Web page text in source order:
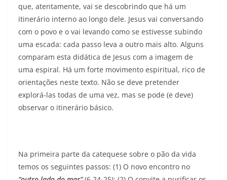
que, atentamente, vai se descobrindo que há um
itinerário interno ao longo dele. Jesus vai conversando
com o povo e o vai levando como se estivesse subindo
uma escada: cada passo leva a outro mais alto. Alguns
comparam esta didática de Jesus com a imagem de
uma espiral. Há um forte movimento espiritual, rico de
orientações neste texto. Não se deve pretender
explorá-las todas de uma vez, mas se pode (e deve)
observar o itinerário básico.
Na primeira parte da catequese sobre o pão da vida
temos os seguintes passos: (1) O novo encontro no